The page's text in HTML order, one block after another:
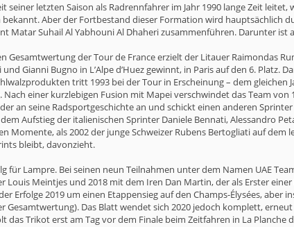
letzten Saison als Radrennfahrer im Jahr 1990 lange Zeit leitet,
Aber der Fortbestand dieser Formation wird hauptsächlich
Suhail Al Yabhouni Al Dhaheri zusammenführen. Darunter ist
der Tour de France erzielt der Litauer Raimondas
Gianni Bugno in L’Alpe d’Huez gewinnt, in Paris auf den 6. Platz.
tritt 1993 bei der Tour in Erscheinung – dem gleichen
einer kurzlebigen Fusion mit Mapei verschwindet das Team von
an seine Radsportgeschichte an und schickt einen anderen Sprinter
Aufstieg der italienischen Sprinter Daniele Bennati, Alessandro
als 2002 der junge Schweizer Rubens Bertogliati auf dem
bleibt, davonzieht.
für Lampre. Bei seinen neun Teilnahmen unter dem Namen UAE
Meintjes und 2018 mit dem Iren Dan Martin, der als Erster
Erfolge 2019 um einen Etappensieg auf den Champs-Élysées, aber
Gesamtwertung). Das Blatt wendet sich 2020 jedoch komplett,
Trikot erst am Tag vor dem Finale beim Zeitfahren in La Planche